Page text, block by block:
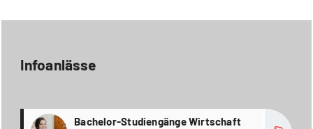
Infoanlässe
Bachelor-Studiengänge Wirtschaft